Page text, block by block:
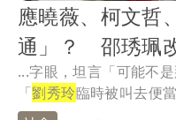
應曉薇、柯文哲
通」？ 邵琇珮
...字眼，坦言「可能不是那麼
「劉秀玲臨時被叫去便
琇珮...